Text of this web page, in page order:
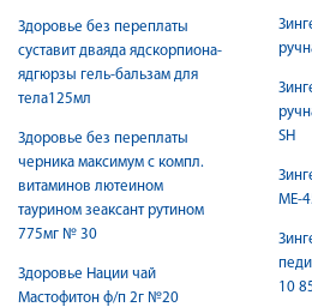
Здоровье без переплаты
суставит дваяда ядскорпиона-
ядгюрзы гель-бальзам для
тела125мл
Здоровье без переплаты
черника максимум с компл.
витаминов лютеином
таурином зеаксант рутином
775мг № 30
Здоровье Нации чай
Мастофитон ф/п 2г №20
SH
ME-
10